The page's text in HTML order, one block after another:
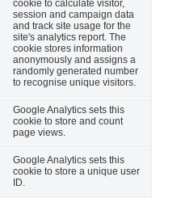
cookie to calculate visitor,
session and campaign data
and track site usage for the
site's analytics report. The
cookie stores information
anonymously and assigns a
randomly generated number
to recognise unique visitors.
Google Analytics sets this
cookie to store and count
page views.
Google Analytics sets this
cookie to store a unique user
ID.